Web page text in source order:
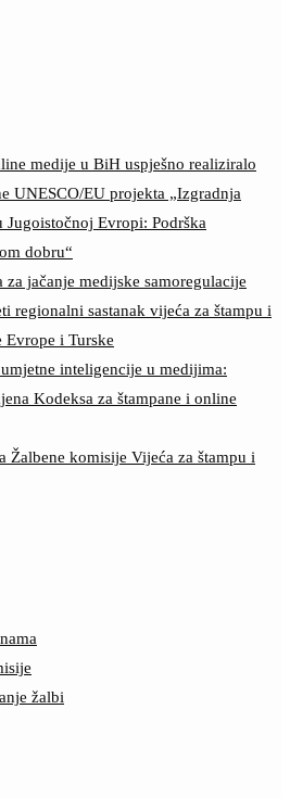
medije u BiH uspješno realiziralo
UNESCO/EU projekta „Izgradnja
Jugoistočnoj Evropi: Podrška
dobru“
za jačanje medijske samoregulacije
regionalni sastanak vijeća za štampu i
Evrope i Turske
inteligencije u medijima:
Kodeksa za štampane i online
Žalbene komisije Vijeća za štampu i
žalbi